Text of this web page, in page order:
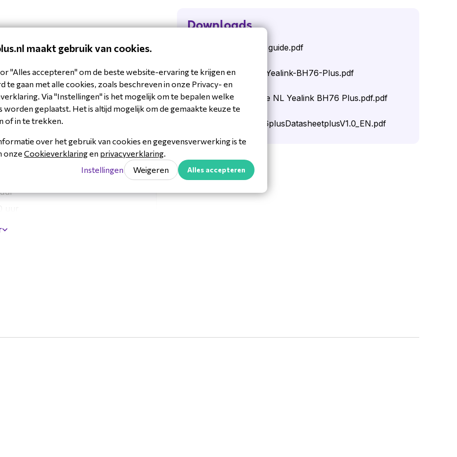
bekend
telefoons,
staan bekend om hun
functies en naadloze integratie
USB-C/A MS
Downloads
bh76 quick start guide.pdf
Datasheet-ENG-Yealink-BH76-Plus.pdf
Quick Start Guide NL Yealink BH76 Plus.pdf.pdf
YealinkplusBH76plusDatasheetplusV1.0_EN.pdf
maakt gebruik van cookies.
"Alles accepteren" om de beste website-ervaring te krijgen en
te gaan met alle cookies, zoals beschreven in onze Privacy- en
Via "Instellingen" is het mogelijk om te bepalen welke
worden geplaatst. Het is altijd mogelijk om de gemaakte keuze te
of in te trekken.
over het gebruik van cookies en gegevensverwerking is te
onze Cookieverklaringen privacyverklaring
Instellingen
Weigeren Alles accepteren